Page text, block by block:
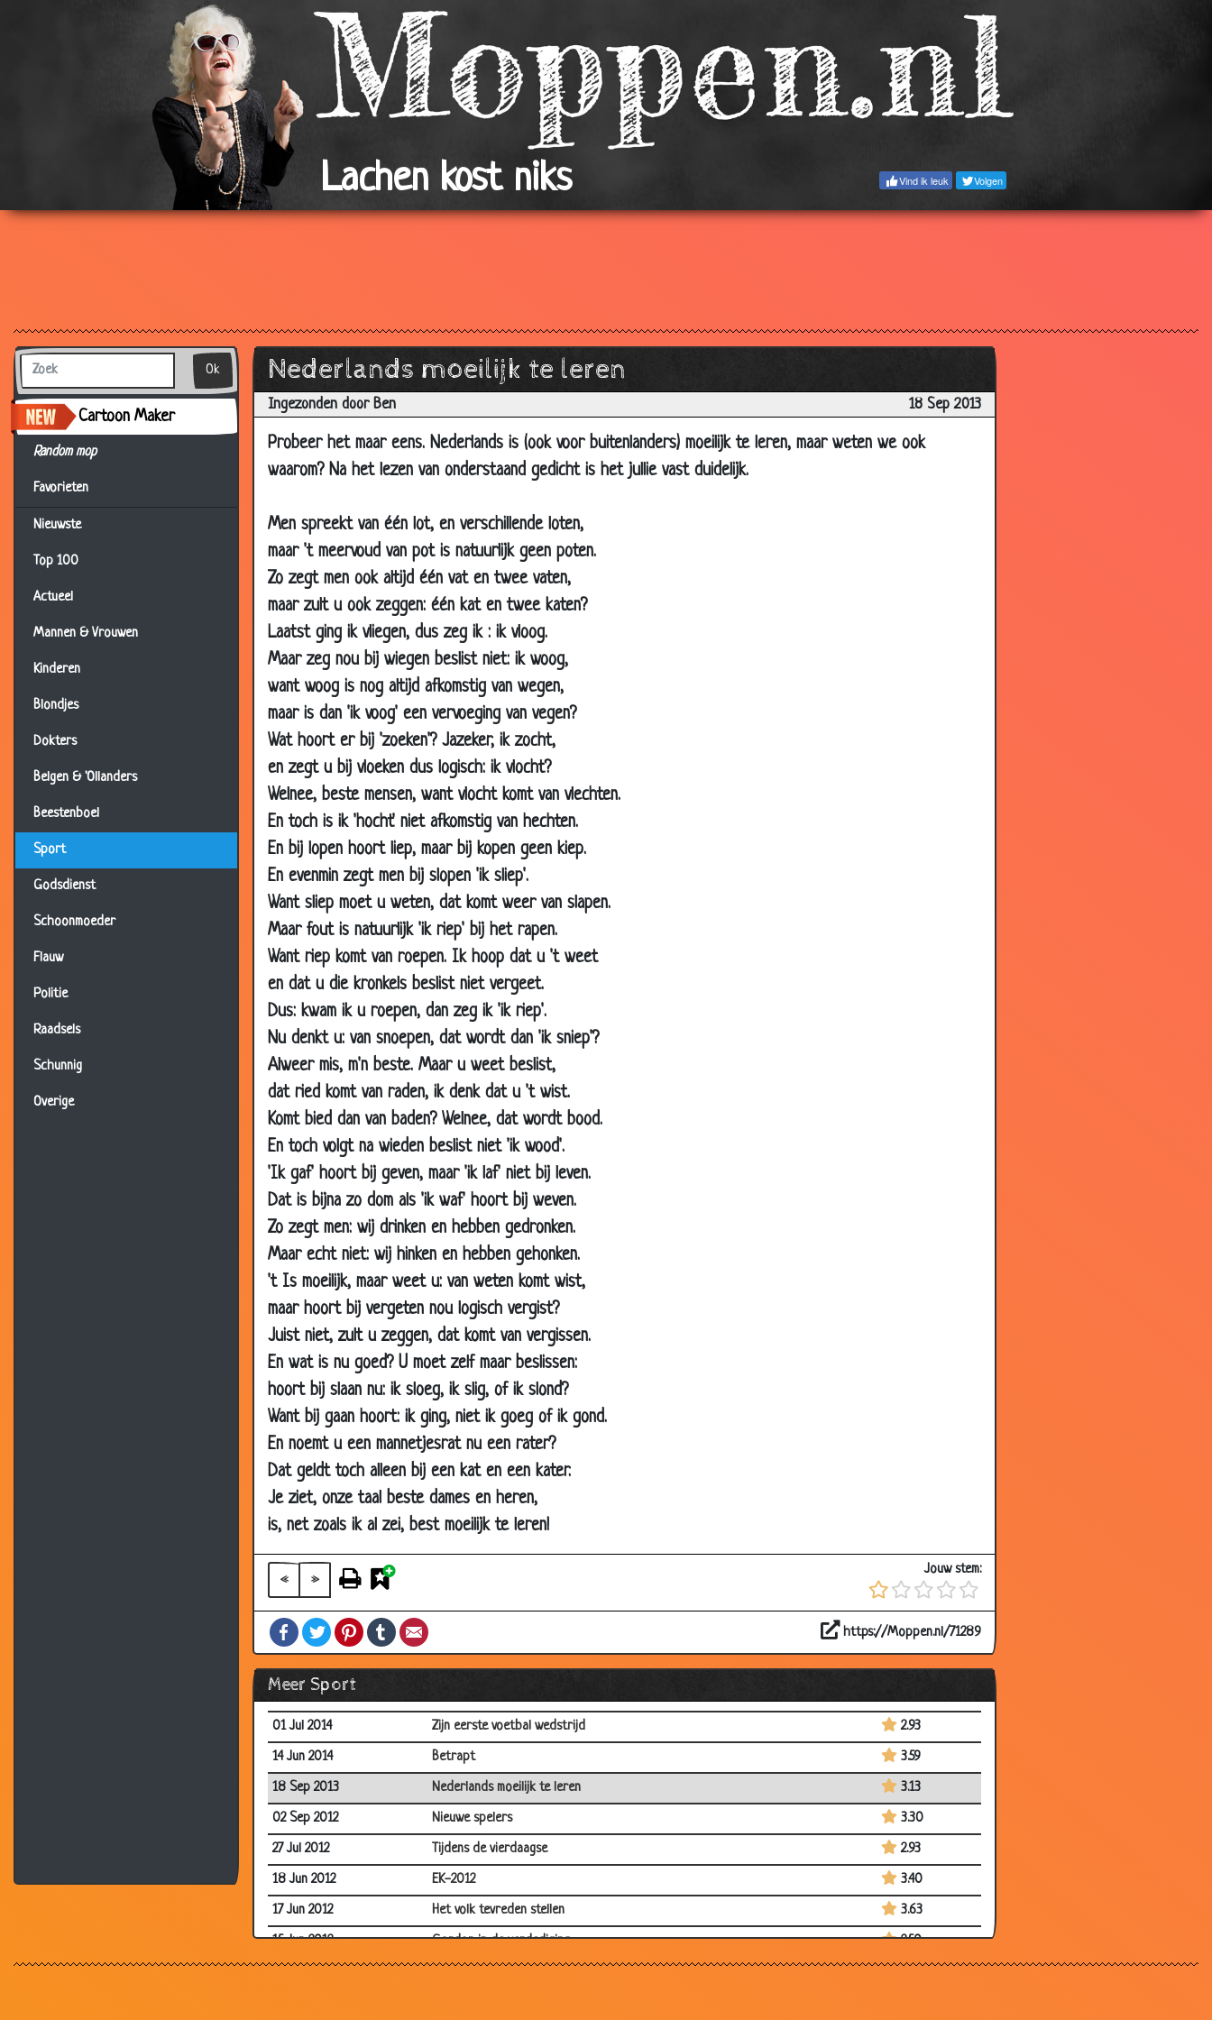
Vind ik leuk Volgen
Lachen kost niks
Ok
Cartoon Maker
Random mop
Favorieten
Nieuwste
Top 100
Actueel
Mannen & Vrouwen
Kinderen
Blondjes
Dokters
Belgen & 'Ollanders
Beestenboel
Sport
Godsdienst
Schoonmoeder
Flauw
Politie
Raadsels
Schunnig
Overige
Nederlands moeilijk te leren
Ingezonden door Ben 18 Sep 2013
Probeer het maar eens. Nederlands is (ook voor buitenlanders) moeilijk te leren, maar weten we ook
waarom? Na het lezen van onderstaand gedicht is het jullie vast duidelijk.
Men spreekt van één lot, en verschillende loten,
maar 't meervoud van pot is natuurlijk geen poten.
Zo zegt men ook altijd één vat en twee vaten,
maar zult u ook zeggen: één kat en twee katen?
Laatst ging ik vliegen, dus zeg ik : ik vloog.
Maar zeg nou bij wiegen beslist niet: ik woog,
want woog is nog altijd afkomstig van wegen,
maar is dan 'ik voog' een vervoeging van vegen?
Wat hoort er bij 'zoeken'? Jazeker, ik zocht,
en zegt u bij vloeken dus logisch: ik vlocht?
Welnee, beste mensen, want vlocht komt van vlechten.
En toch is ik 'hocht' niet afkomstig van hechten.
En bij lopen hoort liep, maar bij kopen geen kiep.
En evenmin zegt men bij slopen 'ik sliep'.
Want sliep moet u weten, dat komt weer van slapen.
Maar fout is natuurlijk 'ik riep' bij het rapen.
Want riep komt van roepen. Ik hoop dat u 't weet
en dat u die kronkels beslist niet vergeet.
Dus: kwam ik u roepen, dan zeg ik 'ik riep'.
Nu denkt u: van snoepen, dat wordt dan 'ik sniep'?
Alweer mis, m'n beste. Maar u weet beslist,
dat ried komt van raden, ik denk dat u 't wist.
Komt bied dan van baden? Welnee, dat wordt bood.
En toch volgt na wieden beslist niet 'ik wood'.
'Ik gaf' hoort bij geven, maar 'ik laf' niet bij leven.
Dat is bijna zo dom als 'ik waf' hoort bij weven.
Zo zegt men: wij drinken en hebben gedronken.
Maar echt niet: wij hinken en hebben gehonken.
't Is moeilijk, maar weet u: van weten komt wist,
maar hoort bij vergeten nou logisch vergist?
Juist niet, zult u zeggen, dat komt van vergissen.
En wat is nu goed? U moet zelf maar beslissen:
hoort bij slaan nu: ik sloeg, ik slig, of ik slond?
Want bij gaan hoort: ik ging, niet ik goeg of ik gond.
En noemt u een mannetjesrat nu een rater?
Dat geldt toch alleen bij een kat en een kater.
Je ziet, onze taal beste dames en heren,
is, net zoals ik al zei, best moeilijk te leren!
« »
Jouw stem:
FacebookTwitterPinterestTumblr https://Moppen.nl/71289
Meer Sport
11 Sep 2019 Op papier
26 Aug 2019
Jochem Myjer - Anna Kournikova
22 Aug 2019
Stoute hond
04 Jun 2019
René van Meurs - Hardloop-app
02 Jun 2019
Evert Kwok - Ingemaakt
07 Apr 2019
Op de bal
19 Jan 2019
Engelse voetbalelftal
04 Jan 2019
Golf met Gijs
26 Sep 2018
Goal?
05 Aug 2018
Scheidsrechter en doelman
03 Apr 2017
30 Nov 2014
2.39
26 Sep 2014
Golf beginner
3.33
03 Jul 2014
01 Jul 2014
Zijn eerste voetbal wedstrijd
2.93
14 Jun 2014
Betrapt
3.59
18 Sep 2013
Nederlands moeilijk te leren
3.13
02 Sep 2012
Nieuwe spelers
3.30
27 Jul 2012
Tijdens de vierdaagse
2.93
18 Jun 2012
EK-2012
3.40
17 Jun 2012
Het volk tevreden stellen
3.63
15 Jun 2012
Gordon in de verdediging
2.50